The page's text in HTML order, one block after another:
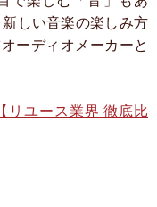
しい音楽の楽しみ方
ーディオメーカーと
リユース業界 徹底比